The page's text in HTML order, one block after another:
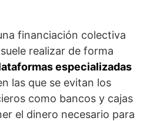
financiación colectiva
realizar de forma
especializadas
las que se evitan los
como bancos y cajas
el dinero necesario para